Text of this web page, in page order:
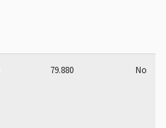
79.880 No